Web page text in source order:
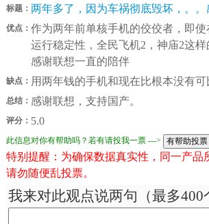
标题： 两年多了，因为车祸彻底毁坏，。。
优点： 作为两年前单核手机的佼佼者，即
运行稳定性，全民飞机2，神庙2这
感谢联想一直的陪伴
缺点： 用两年钱的手机和现在比根本没有
总结： 感谢联想，支持国产。
评分： 5.0
此信息对你有帮助吗？若有请投我一票 --->
特别提醒：为确保数据真实性，同一产
请勿随便乱投票。
我来对此观点说两句（最多400